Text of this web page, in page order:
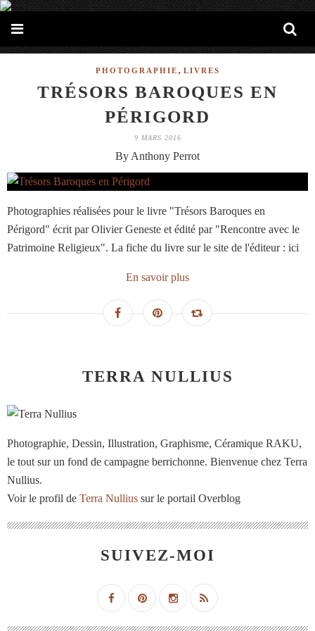
PHOTOGRAPHIE , LIVRES
TRÉSORS BAROQUES EN
PÉRIGORD
9 MARS 2016
By Anthony Perrot
Photographies réalisées pour le livre "Trésors Baroques en
Périgord" écrit par Olivier Geneste et édité par "Rencontre avec le
Patrimoine Religieux". La fiche du livre sur le site de l'éditeur : ici
En savoir plus
TERRA NULLIUS
Photographie, Dessin, Illustration, Graphisme, Céramique RAKU,
le tout sur un fond de campagne berrichonne. Bienvenue chez Terra
Nullius.
Voir le profil de Terra Nullius sur le portail Overblog
SUIVEZ-MOI